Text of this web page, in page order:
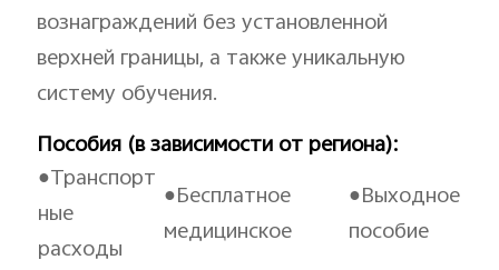
вознаграждений без установленной
верхней границы, а также уникальную
систему обучения.
Пособия (в зависимости от региона):
●Транспорт
ные
расходы
●Бесплатное
медицинское
●Выходное
пособие